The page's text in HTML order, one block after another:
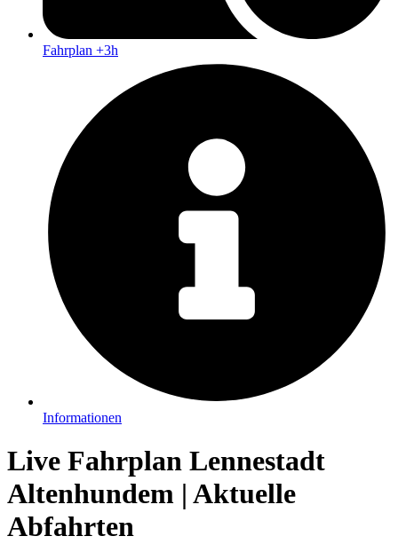
Fahrplan +3h
Informationen
Live Fahrplan Lennestadt
Altenhundem | Aktuelle
Abfahrten